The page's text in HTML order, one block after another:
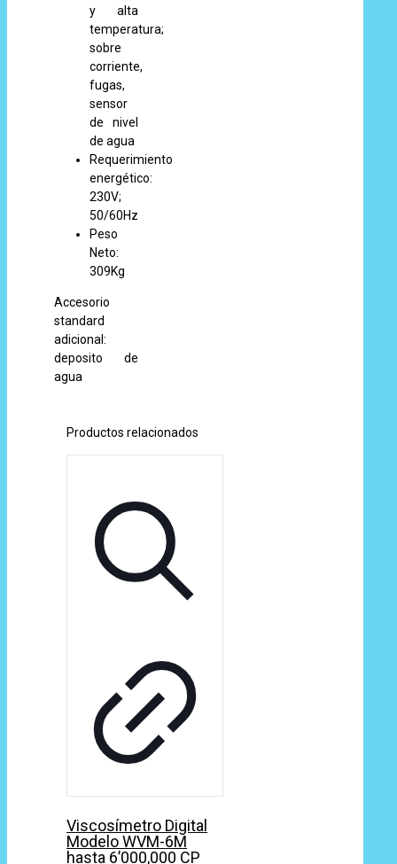
y alta
temperatura;
sobre
corriente,
fugas,
sensor
de nivel
de agua
Requerimiento
energético:
230V;
50/60Hz
Peso
Neto:
309Kg
Accesorio
standard
adicional:
deposito de
agua
Productos relacionados
Viscosímetro Digital
Modelo WVM-6M
hasta 6’000,000 CP